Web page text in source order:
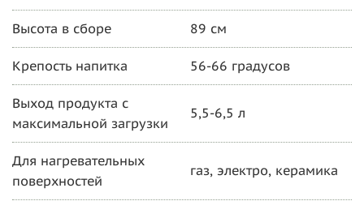
Высота в сборе 89 см
Крепость напитка 56-66 градусов
Выход продукта с
максимальной загрузки
5,5-6,5 л
Для нагревательных
поверхностей
газ, электро, керамика